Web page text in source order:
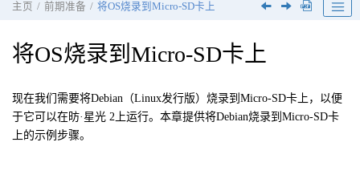
主页 前期准备 将OS烧录到Micro-SD卡上
将OS烧录到Micro-SD卡上
现在我们需要将Debian（Linux发行版）烧录到Micro-SD卡上，以便
于它可以在昉·星光 2 上运行。本章提供将Debian烧录到Micro-SD卡
上的示例步骤。